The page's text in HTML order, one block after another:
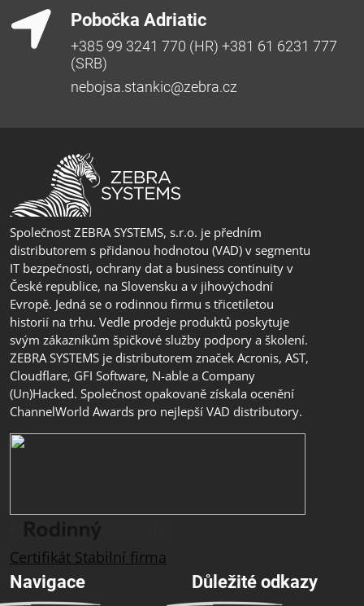
Pobočka Adriatic
+385 99 3241 770 (HR) +381 61 6231 777
(SRB)
nebojsa.stankic@zebra.cz
Společnost ZEBRA SYSTEMS, s.r.o. je předním
distributorem s přidanou hodnotou (VAD) v segmentu
IT bezpečnosti, ochrany dat a business continuity v
České republice, na Slovensku a v jihovýchodní
Evropě. Jedná se o rodinnou firmu s třicetiletou
historií na trhu. Vedle prodeje produktů poskytuje
svým zákazníkům špičkové služby podpory a školení.
ZEBRA SYSTEMS je distributorem značek Acronis, AST,
Cloudflare, GFI Software, N-able a Company
(Un)Hacked. Společnost opakovaně získala ocenění
ChannelWorld Awards pro nejlepší VAD distributory.
Certifikát Stabilní firma
Navigace Důležité odkazy